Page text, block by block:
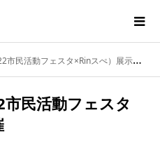
市民活動フェスタ×Rinスぺ）展示開催
市民活動フェスタ